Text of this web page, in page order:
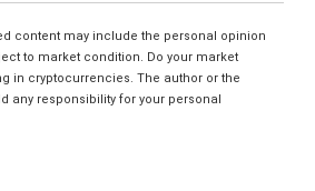
content may include the personal opinion
to market condition. Do your market
in cryptocurrencies. The author or the
any responsibility for your personal